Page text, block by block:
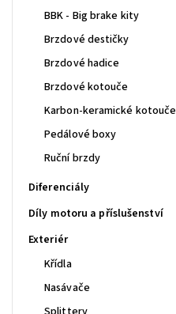
BBK - Big brake kity
Brzdové destičky
Brzdové hadice
Brzdové kotouče
Karbon-keramické kotouče
Pedálové boxy
Ruční brzdy
Diferenciály
Díly motoru a příslušenství
Exteriér
Křídla
Nasávače